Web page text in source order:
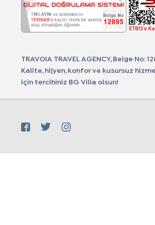
TRAVOIA TRAVEL AGENCY, Belge No:
Kalite, hijyen, konfor ve kusursuz
için tercihiniz BG Villa olsun!